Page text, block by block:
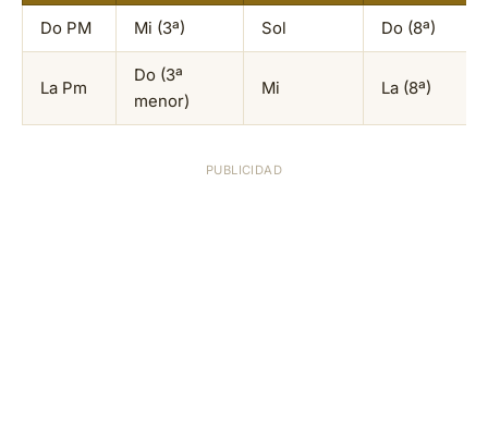
Do PM Mi (3ª) Sol Do (8ª)
La Pm
Do (3ª
menor)
Mi La (8ª)